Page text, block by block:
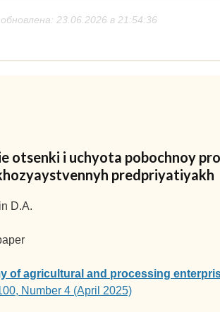
23.06.2026 в 21:54:36
otsenki i uchyota pobochnoy
predpriyatiyakh
D.A.
of agricultural and processing
Number 4 (April 2025)